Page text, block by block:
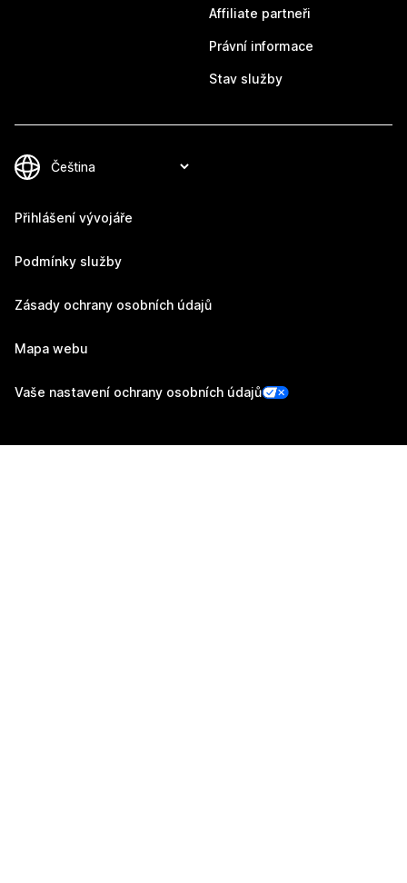
Affiliate partneři
Právní informace
Stav služby
Přihlášení vývojáře
Podmínky služby
Zásady ochrany osobních údajů
Mapa webu
Vaše nastavení ochrany osobních údajů